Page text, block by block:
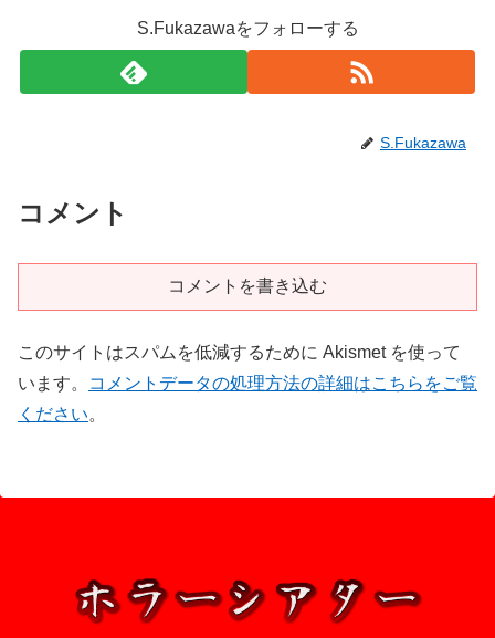
S.Fukazawaをフォローする
S.Fukazawa
コメント
コメントを書き込む
このサイトはスパムを低減するために Akismet を使って
います。
コメントデータの処理方法の詳細はこちらをご覧
ください。